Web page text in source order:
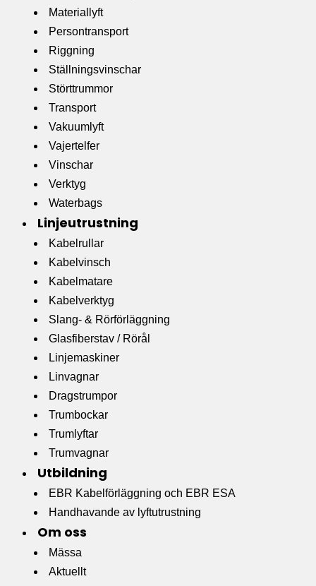
Materiallyft
Persontransport
Riggning
Ställningsvinschar
Störttrummor
Transport
Vakuumlyft
Vajertelfer
Vinschar
Verktyg
Waterbags
Linjeutrustning
Kabelrullar
Kabelvinsch
Kabelmatare
Kabelverktyg
Slang- & Rörförläggning
Glasfiberstav / Rörål
Linjemaskiner
Linvagnar
Dragstrumpor
Trumbockar
Trumlyftar
Trumvagnar
Utbildning
EBR Kabelförläggning och EBR ESA
Handhavande av lyftutrustning
Om oss
Mässa
Aktuellt